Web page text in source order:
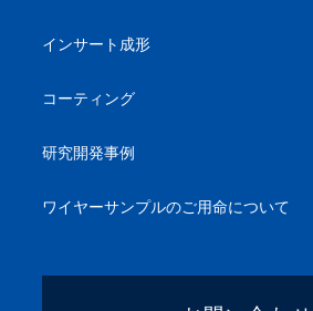
インサート成形
コーティング
研究開発事例
ワイヤーサンプルのご用命について